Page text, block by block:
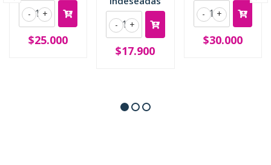
+
-
$25.000
+
-
$17.900
+
-
$30.000